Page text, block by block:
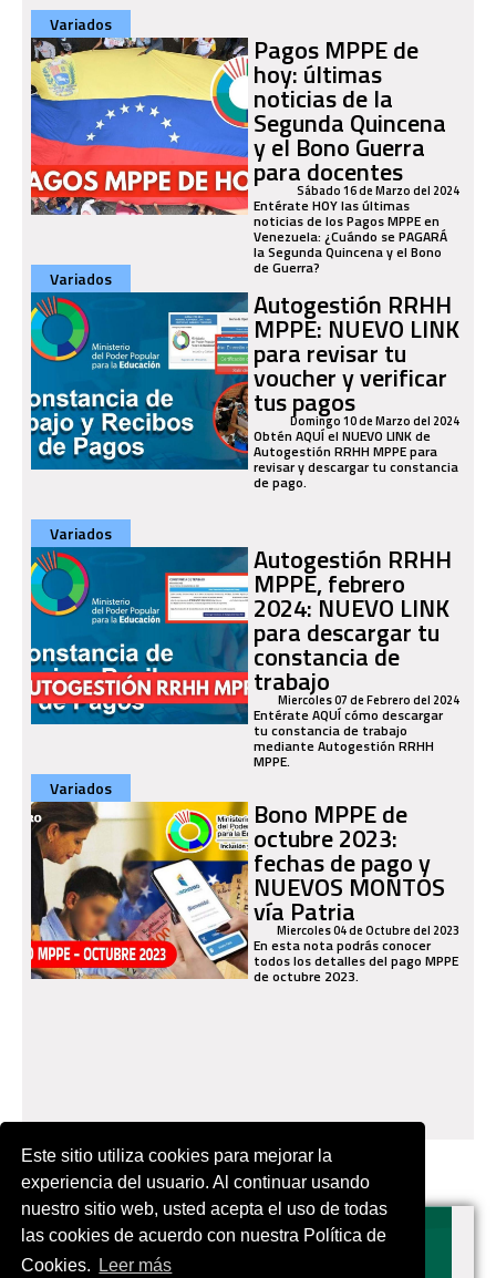
Este sitio utiliza cookies para mejorar la
experiencia del usuario. Al continuar usando
nuestro sitio web, usted acepta el uso de todas
las cookies de acuerdo con nuestra Política de
Cookies.
Leer más
Variados
Pagos MPPE de
hoy: últimas
noticias de la
Segunda Quincena
y el Bono Guerra
para docentes
Sábado 16 de Marzo del 2024
Entérate HOY las últimas
noticias de los Pagos MPPE en
Venezuela: ¿Cuándo se PAGARÁ
la Segunda Quincena y el Bono
de Guerra?
Variados
Autogestión RRHH
MPPE: NUEVO LINK
para revisar tu
voucher y verificar
tus pagos
Domingo 10 de Marzo del 2024
Obtén AQUÍ el NUEVO LINK de
Autogestión RRHH MPPE para
revisar y descargar tu constancia
de pago.
Variados
Autogestión RRHH
MPPE, febrero
2024: NUEVO LINK
para descargar tu
constancia de
trabajo
Miercoles 07 de Febrero del 2024
Entérate AQUÍ cómo descargar
tu constancia de trabajo
mediante Autogestión RRHH
MPPE.
Variados
Bono MPPE de
octubre 2023:
fechas de pago y
NUEVOS MONTOS
vía Patria
Miercoles 04 de Octubre del 2023
En esta nota podrás conocer
todos los detalles del pago MPPE
de octubre 2023.